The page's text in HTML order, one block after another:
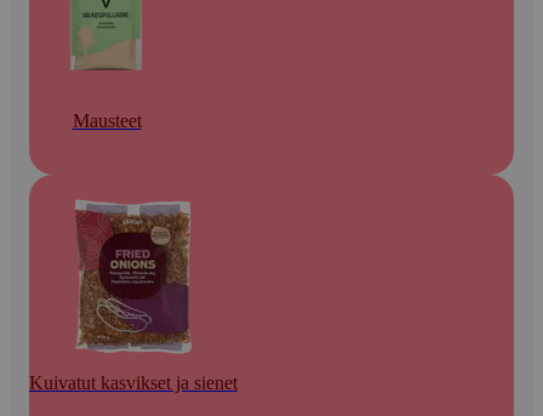
Mausteet
Kuivatut kasvikset ja sienet